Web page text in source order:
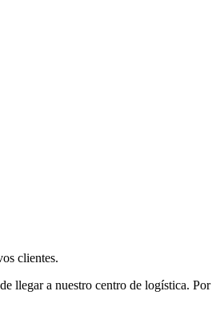
clientes.
llegar a nuestro centro de logística. Por